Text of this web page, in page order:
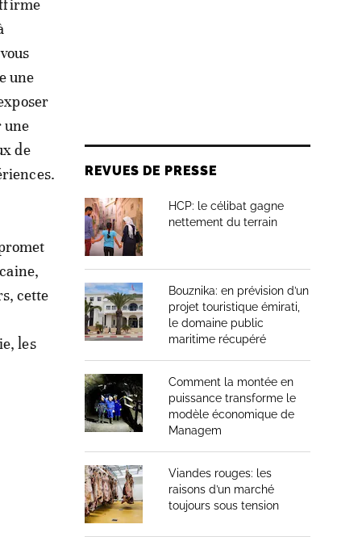
une
une
de
cette
les
REVUES DE PRESSE
HCP: le célibat gagne
nettement du terrain
Bouznika: en prévision d’un
projet touristique émirati,
le domaine public
maritime récupéré
Comment la montée en
puissance transforme le
modèle économique de
Managem
Viandes rouges: les
raisons d’un marché
toujours sous tension